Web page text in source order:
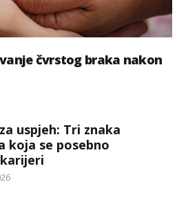
čvrstog braka nakon
uspjeh: Tri znaka
koja se posebno